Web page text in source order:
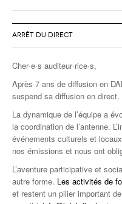
ARRÊT DU DIRECT
Cher·e·s auditeur·rice·s,
Après 7 ans de diffusion en
suspend sa diffusion en direct.
La dynamique de l’équipe a
la coordination de l’antenne.
événements culturels et
nos émissions et nous ont
L’aventure participative et
autre forme. Les activités de
et restent un pilier important